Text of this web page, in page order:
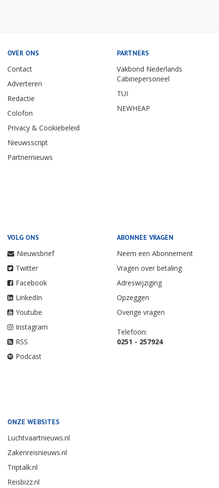
OVER ONS
Contact
Adverteren
Redactie
Colofon
Privacy & Cookiebeleid
Nieuwsscript
Partnernieuws
PARTNERS
Vakbond Nederlands
Cabinepersoneel
TUI
NEWHEAP
VOLG ONS
Nieuwsbrief
Twitter
Facebook
LinkedIn
Youtube
Instagram
RSS
Podcast
ABONNEE VRAGEN
Neem een Abonnement
Vragen over betaling
Adreswijziging
Opzeggen
Overige vragen
Telefoon:
0251 - 257924
ONZE WEBSITES
Luchtvaartnieuws.nl
Zakenreisnieuws.nl
Triptalk.nl
Reisbizz.nl